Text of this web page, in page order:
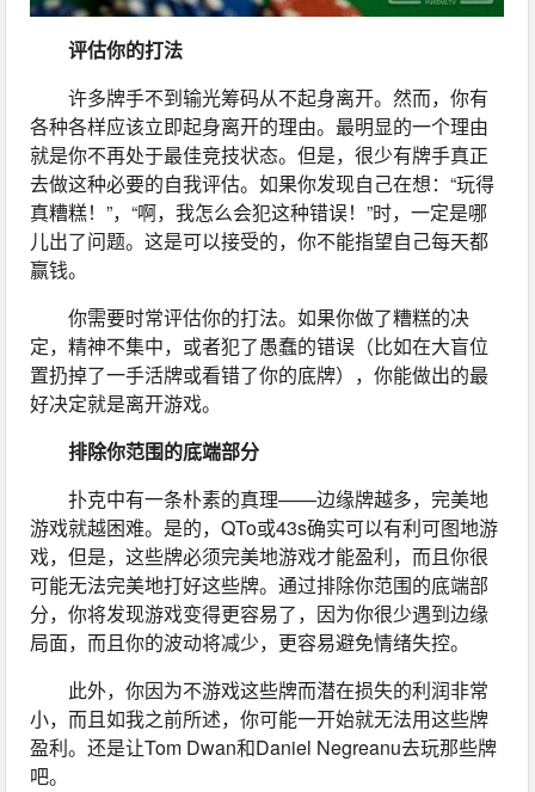
评估你的打法
许多牌手不到输光筹码从不起身离开。然而，你有
各种各样应该立即起身离开的理由。最明显的一个理由
就是你不再处于最佳竞技状态。但是，很少有牌手真正
去做这种必要的自我评估。如果你发现自己在想：“玩得
真糟糕！”，“啊，我怎么会犯这种错误！”时，一定是哪
儿出了问题。这是可以接受的，你不能指望自己每天都
赢钱。
你需要时常评估你的打法。如果你做了糟糕的决
定，精神不集中，或者犯了愚蠢的错误（比如在大盲位
置扔掉了一手活牌或看错了你的底牌），你能做出的最
好决定就是离开游戏。
排除你范围的底端部分
扑克中有一条朴素的真理——边缘牌越多，完美地
游戏就越困难。是的，QTo或43s确实可以有利可图地游
戏，但是，这些牌必须完美地游戏才能盈利，而且你很
可能无法完美地打好这些牌。通过排除你范围的底端部
分，你将发现游戏变得更容易了，因为你很少遇到边缘
局面，而且你的波动将减少，更容易避免情绪失控。
此外，你因为不游戏这些牌而潜在损失的利润非常
小，而且如我之前所述，你可能一开始就无法用这些牌
盈利。还是让Tom Dwan和Daniel Negreanu去玩那些牌
吧。